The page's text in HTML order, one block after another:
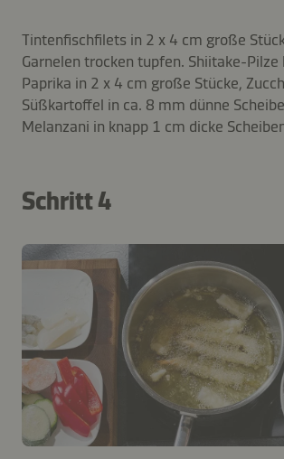
Tintenfischfilets in 2 x 4 cm große
Garnelen trocken tupfen. Shiitake-Pilze
Paprika in 2 x 4 cm große Stücke,
Süßkartoffel in ca. 8 mm dünne
Melanzani in knapp 1 cm dicke
Schritt 4